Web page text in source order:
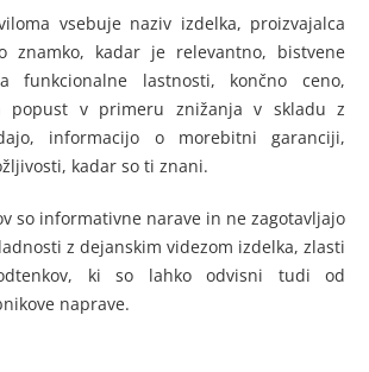
vsebuje naziv izdelka, proizvajalca
znamko, kadar je relevantno, bistvene
funkcionalne lastnosti, končno ceno,
popust v primeru znižanja v skladu z
informacijo o morebitni garanciji,
kadar so ti znani.
so informativne narave in ne zagotavljajo
z dejanskim videzom izdelka, zlasti
ki so lahko odvisni tudi od
naprave.